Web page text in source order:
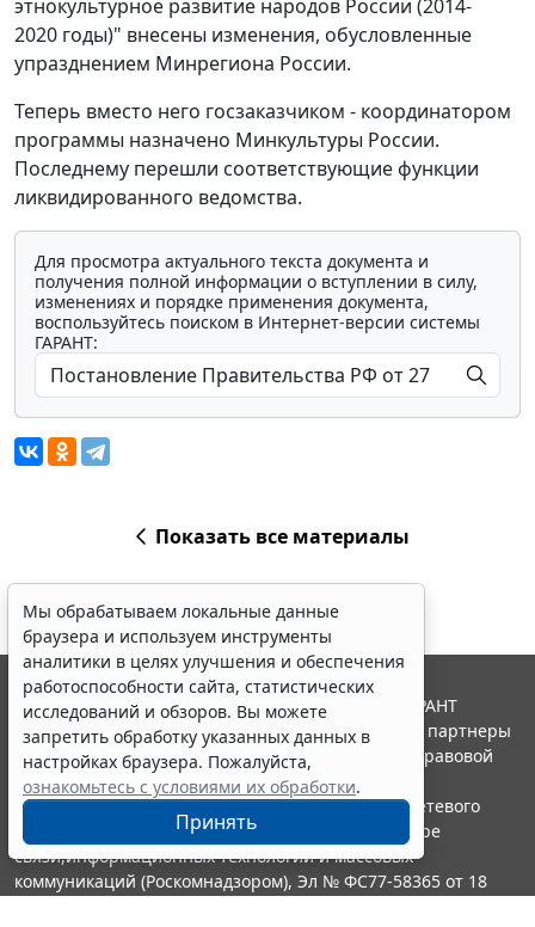
этнокультурное развитие народов России (2014-
2020 годы)" внесены изменения, обусловленные
упразднением Минрегиона России.
Теперь вместо него госзаказчиком - координатором
программы назначено Минкультуры России.
Последнему перешли соответствующие функции
ликвидированного ведомства.
Для просмотра актуального текста документа и
получения полной информации о вступлении в силу,
изменениях и порядке применения документа,
воспользуйтесь поиском в Интернет-версии системы
ГАРАНТ:
Показать все материалы
Мы обрабатываем локальные данные
браузера и используем инструменты
аналитики в целях улучшения и обеспечения
работоспособности сайта, статистических
исследований и обзоров. Вы можете
запретить обработку указанных данных в
настройках браузера. Пожалуйста,
ознакомьтесь с условиями их обработки.
Принять
© ООО "НПП "ГАРАНТ-СЕРВИС", 2026. Система ГАРАНТ
выпускается с 1990 года. Компания "Гарант" и ее партнеры
являются участниками Российской ассоциации правовой
информации ГАРАНТ.
Портал ГАРАНТ.РУ зарегистрирован в качестве сетевого
издания Федеральной службой по надзору в сфере
связи,информационных технологий и массовых
коммуникаций (Роскомнадзором), Эл № ФС77-58365 от 18